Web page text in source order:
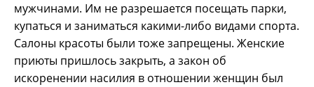
мужчинами. Им не разрешается посещать парки,
купаться и заниматься какими-либо видами спорта.
Салоны красоты были тоже запрещены. Женские
приюты пришлось закрыть, а закон об
искоренении насилия в отношении женщин был